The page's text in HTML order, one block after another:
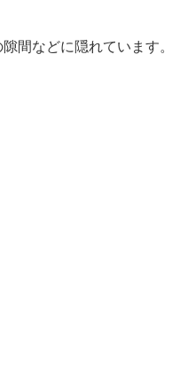
間などに隠れています。